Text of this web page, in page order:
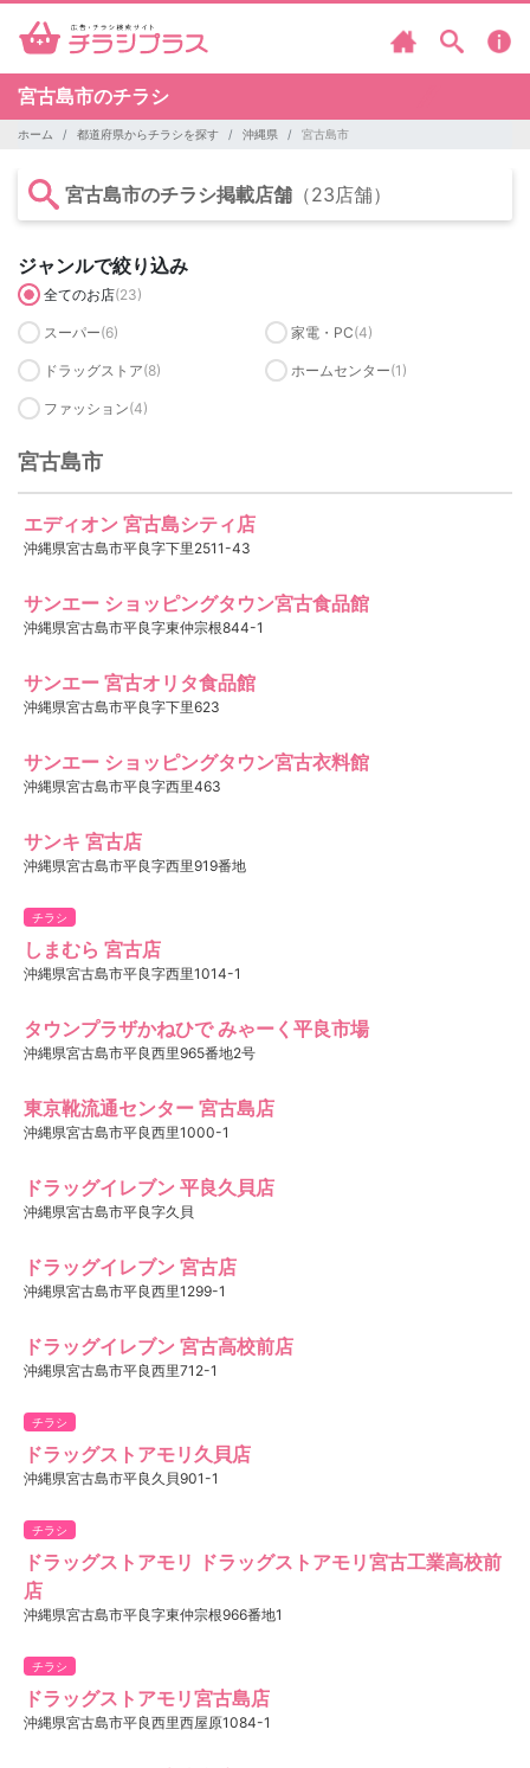
宮古島市のチラシ
ホーム 都道府県からチラシを探す 沖縄県 宮古島市
宮古島市のチラシ掲載店舗 （23店舗）
ジャンルで絞り込み
全てのお店(23)
スーパー(6) 家電・PC(4)
ドラッグストア(8) ホームセンター(1)
ファッション(4)
宮古島市
エディオン 宮古島シティ店
沖縄県宮古島市平良字下里2511-43
サンエー ショッピングタウン宮古食品館
沖縄県宮古島市平良字東仲宗根844-1
サンエー 宮古オリタ食品館
沖縄県宮古島市平良字下里623
サンエー ショッピングタウン宮古衣料館
沖縄県宮古島市平良字西里463
サンキ 宮古店
沖縄県宮古島市平良字西里919番地
チラシ
しまむら 宮古店
沖縄県宮古島市平良字西里1014-1
タウンプラザかねひで みゃーく平良市場
沖縄県宮古島市平良西里965番地2号
東京靴流通センター 宮古島店
沖縄県宮古島市平良西里1000-1
ドラッグイレブン 平良久貝店
沖縄県宮古島市平良字久貝
ドラッグイレブン 宮古店
沖縄県宮古島市平良西里1299-1
ドラッグイレブン 宮古高校前店
沖縄県宮古島市平良西里712-1
チラシ
ドラッグストアモリ久貝店
沖縄県宮古島市平良久貝901-1
チラシ
ドラッグストアモリ ドラッグストアモリ宮古工業高校前
店
沖縄県宮古島市平良字東仲宗根966番地1
チラシ
ドラッグストアモリ宮古島店
沖縄県宮古島市平良西里西屋原1084-1